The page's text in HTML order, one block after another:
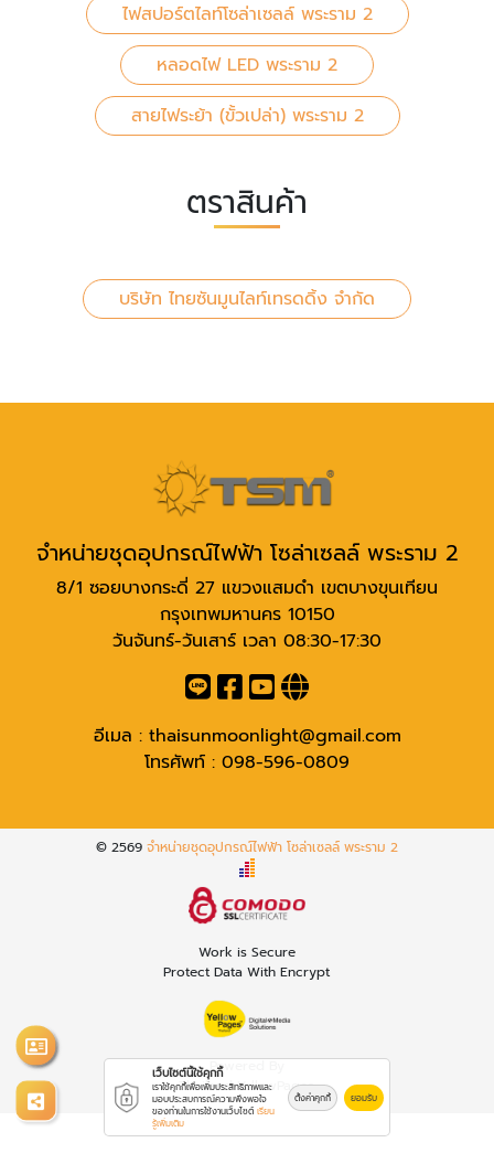
ไฟสปอร์ตไลท์โซล่าเซลล์ พระราม 2
หลอดไฟ LED พระราม 2
สายไฟระย้า (ขั้วเปล่า) พระราม 2
ตราสินค้า
บริษัท ไทยซันมูนไลท์เทรดดิ้ง จำกัด
จำหน่ายชุดอุปกรณ์ไฟฟ้า โซล่าเซลล์ พระราม 2
8/1 ซอยบางกระดี่ 27 แขวงแสมดำ เขตบางขุนเทียน
กรุงเทพมหานคร 10150
วันจันทร์-วันเสาร์ เวลา 08:30-17:30
อีเมล : thaisunmoonlight@gmail.com
โทรศัพท์ : 098-596-0809
© 2569 จำหน่ายชุดอุปกรณ์ไฟฟ้า โซล่าเซลล์ พระราม 2
Work is Secure
Protect Data With Encrypt
Powered By
Thailand YellowPages
เว็บไซต์นี้ใช้คุกกี้
เราใช้คุกกี้เพื่อเพิ่มประสิทธิภาพและ
มอบประสบการณ์ความพึงพอใจ
ของท่านในการใช้งานเว็บไซต์ เรียน
รู้เพิ่มเติม
ตั้งค่าคุกกี้ ยอมรับ